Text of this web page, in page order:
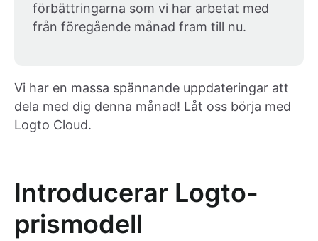
förbättringarna som vi har arbetat med
från föregående månad fram till nu.
Vi har en massa spännande uppdateringar att
dela med dig denna månad! Låt oss börja med
Logto Cloud.
Introducerar Logto-
prismodell